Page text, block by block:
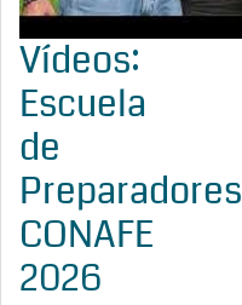
Vídeos:
Escuela
de
Preparadores
CONAFE
2026